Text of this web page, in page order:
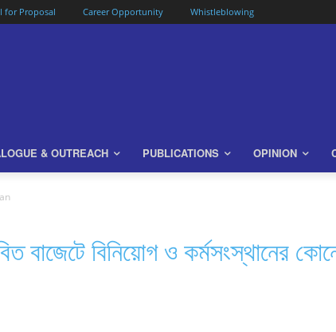
for Proposal Career Opportunity Whistleblowing
& OUTREACH PUBLICATIONS OPINION
বাজেটে বিনিয়োগ ও কর্মসংস্থানের